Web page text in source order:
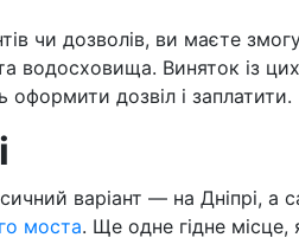
чи дозволів, ви маєте
водосховища. Виняток із
оформити дозвіл і заплатити.
варіант — на Дніпрі, а
моста. Ще одне гідне місце,